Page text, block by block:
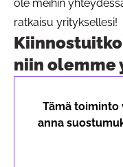
ole meihin
ratkaisu yrityksellesi!
niin olemme
Tämä toiminto
anna